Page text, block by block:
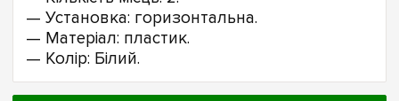
— Установка: горизонтальна.
— Матеріал: пластик.
— Колір: Білий.